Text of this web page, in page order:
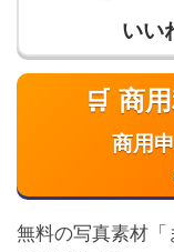
いい
🛒 商
商用
無料の写真素材「